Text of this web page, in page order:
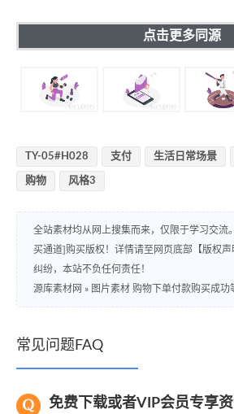
点击更多同源
TY-05#H028 支付 生活日常场景
购物 风格3
全站素材均从网上搜集而来，仅限于学习交流
买通道]购买版权！详情请至网页底部【版权
纠纷，本站不负任何责任！
源库素材网 » 图片素材 购物下单付款购买成功
常见问题FAQ
免费下载或者VIP会员专享